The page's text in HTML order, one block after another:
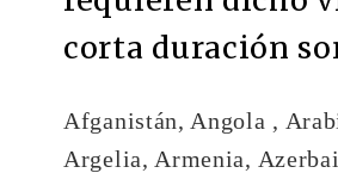
corta duración
Afganistán, Angola ,
Argelia, Armenia,